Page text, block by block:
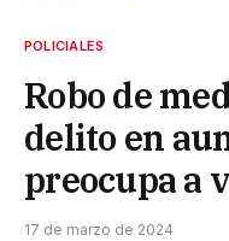
POLICIALES
Robo de
delito en
preocupa a
17 de marzo de 2024